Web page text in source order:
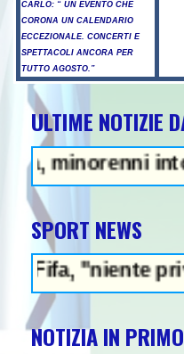
CARLO: “ UN EVENTO CHE
CORONA UN CALENDARIO
ECCEZIONALE. CONCERTI E
SPETTACOLI ANCORA PER
TUTTO AGOSTO.”
ULTIME NOTIZIE
SPORT NEWS
NOTIZIA IN